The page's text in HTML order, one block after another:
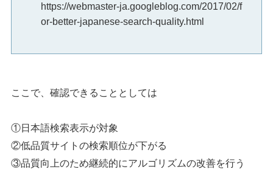
https://webmaster-ja.googleblog.com/2017/02/f
or-better-japanese-search-quality.html
ここで、確認できることとしては
①日本語検索表示が対象
②低品質サイトの検索順位が下がる
③品質向上のため継続的にアルゴリズムの改善を行う